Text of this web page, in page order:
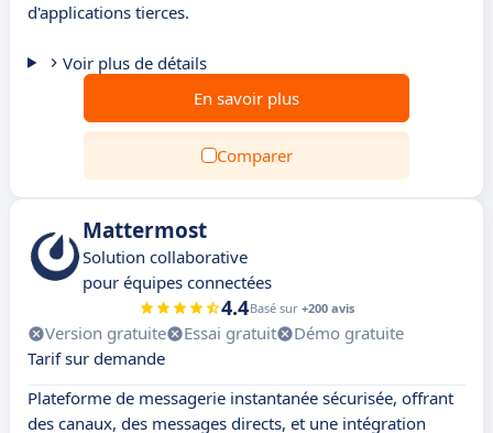
d'applications tierces.
Voir plus de détails
En savoir plus
Comparer
Mattermost
Solution collaborative
pour équipes connectées
4.4Basé sur +200 avis
Version gratuite Essai gratuit
Démo gratuite
Tarif sur demande
Plateforme de messagerie instantanée sécurisée, offrant
des canaux, des messages directs, et une intégration